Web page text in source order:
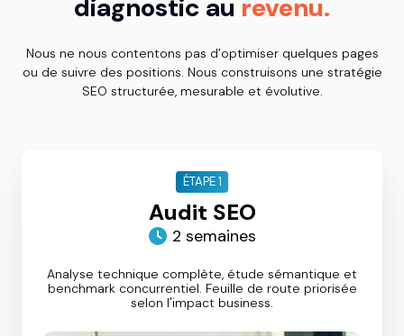
diagnostic au revenu.
Nous ne nous contentons pas d’optimiser quelques pages
ou de suivre des positions. Nous construisons une stratégie
SEO structurée, mesurable et évolutive.
ÉTAPE 1
Audit SEO
2 semaines
Analyse technique complète, étude sémantique et
benchmark concurrentiel. Feuille de route priorisée
selon l'impact business.